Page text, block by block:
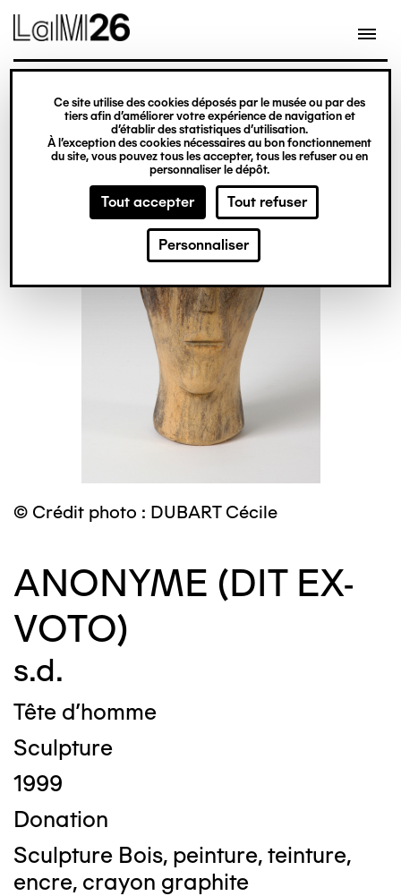
Gestion des cookies
Ce site utilise des cookies déposés par le musée ou par des
tiers afin d’améliorer votre expérience de navigation et
d’établir des statistiques d’utilisation.
À l’exception des cookies nécessaires au bon fonctionnement
du site, vous pouvez tous les accepter, tous les refuser ou en
personnaliser le dépôt.
Tout accepter Tout refuser
Personnaliser
contenu
© Crédit photo : DUBART Cécile
ANONYME (DIT EX-
VOTO)
s.d.
Tête d'homme
Sculpture
1999
Donation
Sculpture Bois, peinture, teinture,
encre, crayon graphite